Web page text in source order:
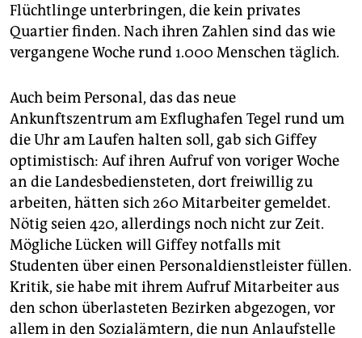
Flüchtlinge unterbringen, die kein privates
Quartier finden. Nach ihren Zahlen sind das wie
vergangene Woche rund 1.000 Menschen täglich.
Auch beim Personal, das das neue
Ankunftszentrum am Exflughafen Tegel rund um
die Uhr am Laufen halten soll, gab sich Giffey
optimistisch: Auf ihren Aufruf von voriger Woche
an die Landesbediensteten, dort freiwillig zu
arbeiten, hätten sich 260 Mitarbeiter gemeldet.
Nötig seien 420, allerdings noch nicht zur Zeit.
Mögliche Lücken will Giffey notfalls mit
Studenten über einen Personaldienstleister füllen.
Kritik, sie habe mit ihrem Aufruf Mitarbeiter aus
den schon überlasteten Bezirken abgezogen, vor
allem in den Sozialämtern, die nun Anlaufstelle